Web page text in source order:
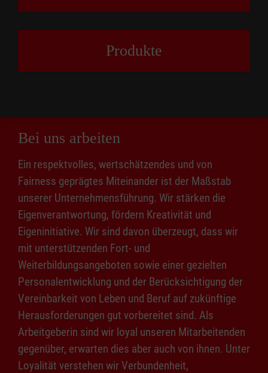
Produkte
Bei uns arbeiten
Ein respektvolles, wertschätzendes und von
Fairness geprägtes Miteinander ist der Maßstab
unserer Unternehmensführung. Wir stärken die
Eigenverantwortung, fördern Kreativität und
Eigeninitiative. Wir sind davon überzeugt, dass wir
mit unterstützenden Fort- und
Weiterbildungsangeboten sowie einer gezielten
Personalentwicklung und der Berücksichtigung der
Vereinbarkeit von Leben und Beruf auf zukünftige
Herausforderungen gut vorbereitet sind. Als
Arbeitgeberin sind wir loyal unseren Mitarbeitenden
gegenüber, erwarten dies aber auch von ihnen. Unter
Loyalität verstehen wir Verbundenheit,